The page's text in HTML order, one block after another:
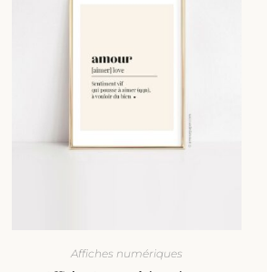
Affiches numériques